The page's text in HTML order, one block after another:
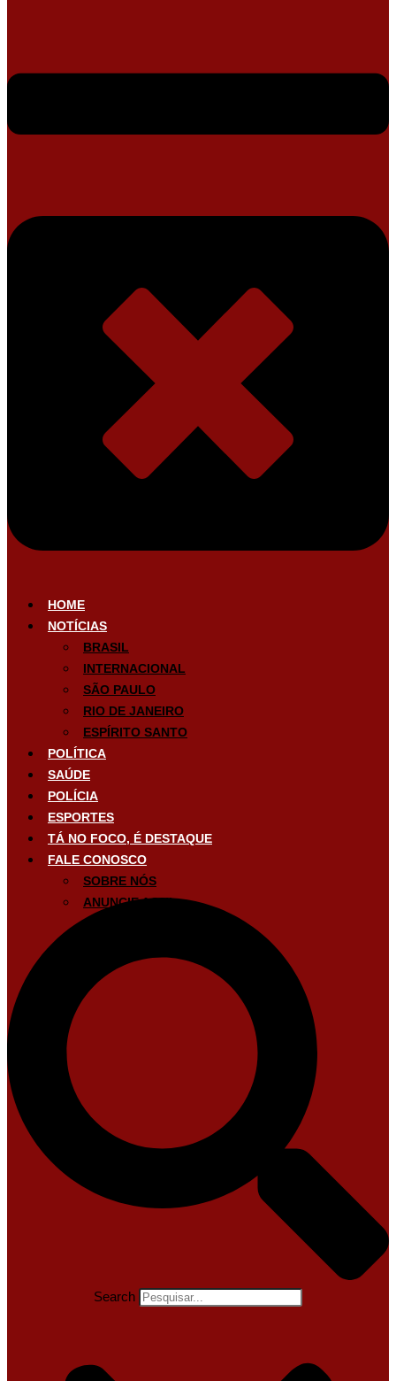
HOME
NOTÍCIAS
BRASIL
INTERNACIONAL
SÃO PAULO
RIO DE JANEIRO
ESPÍRITO SANTO
POLÍTICA
SAÚDE
POLÍCIA
ESPORTES
TÁ NO FOCO, É DESTAQUE
FALE CONOSCO
SOBRE NÓS
ANUNCIE AQUI
Search